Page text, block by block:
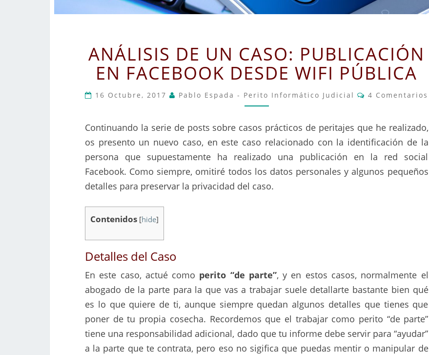
DE
UN
CASO:
EN
DESDE
WIFI
ANÁLISIS DE UN CASO: PUBLICACIÓN
EN FACEBOOK DESDE WIFI PÚBLICA
16 Octubre, 2017 Pablo Espada - Perito Informático Judicial Comentarios
4 Comentarios
Continuando la serie de posts sobre casos prácticos de peritajes que he realizado,
os presento un nuevo caso, en este caso relacionado con la identificación de la
persona que supuestamente ha realizado una publicación en la red social
Facebook. Como siempre, omitiré todos los datos personales y algunos pequeños
detalles para preservar la privacidad del caso.
Contenidos [hide]
Detalles del Caso
En este caso, actué como perito “de parte”, y en estos casos, normalmente el
abogado de la parte para la que vas a trabajar suele detallarte bastante bien qué
es lo que quiere de ti, aunque siempre quedan algunos detalles que tienes que
poner de tu propia cosecha. Recordemos que el trabajar como perito “de parte”
tiene una responsabilidad adicional, dado que tu informe debe servir para “ayudar”
a la parte que te contrata, pero eso no sigifica que puedas mentir o manipular de